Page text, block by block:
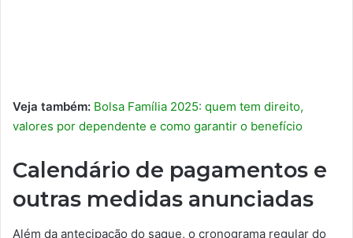
Veja também: Bolsa Família 2025: quem tem direito,
valores por dependente e como garantir o benefício
Calendário de pagamentos e
outras medidas anunciadas
Além da antecipação do saque, o cronograma regular do